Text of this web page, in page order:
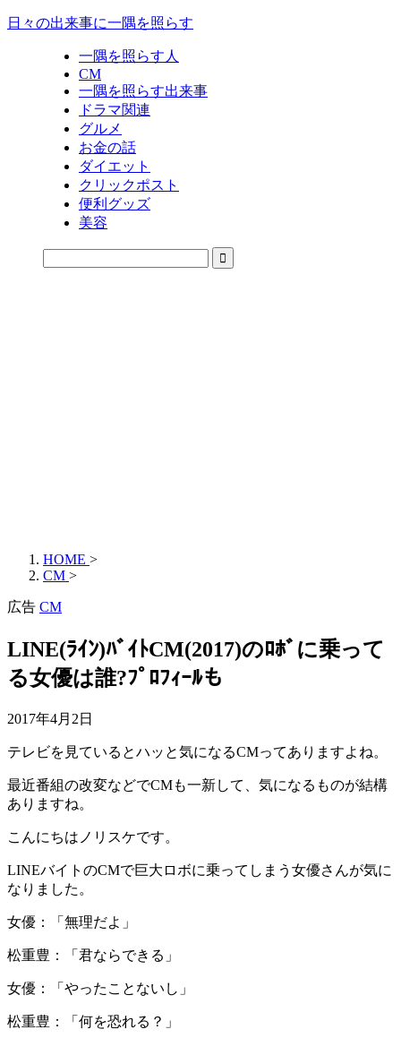
日々の出来事に一隅を照らす
一隅を照らす人
CM
一隅を照らす出来事
ドラマ関連
グルメ
お金の話
ダイエット
クリックポスト
便利グッズ
美容
HOME >
CM >
広告 CM
LINE(ﾗｲﾝ)ﾊﾞｲﾄCM(2017)のﾛﾎﾞに乗って
る女優は誰?ﾌﾟﾛﾌｨｰﾙも
2017年4月2日
テレビを見ているとハッと気になるCMってありますよね。
最近番組の改変などでCMも一新して、気になるものが結構
ありますね。
こんにちはノリスケです。
LINEバイトのCMで巨大ロボに乗ってしまう女優さんが気に
なりました。
女優：「無理だよ」
松重豊：「君ならできる」
女優：「やったことないし」
松重豊：「何を恐れる？」